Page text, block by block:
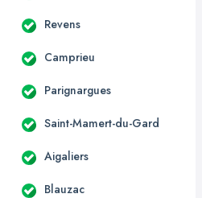
Revens
Camprieu
Parignargues
Saint-Mamert-du-Gard
Aigaliers
Blauzac